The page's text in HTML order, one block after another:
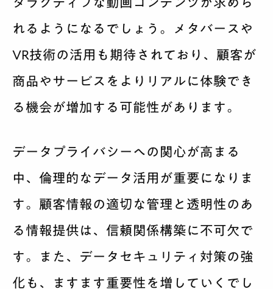
れるようになるでしょう。メタバースや
VR技術の活用も期待されており、顧客が
商品やサービスをよりリアルに体験でき
る機会が増加する可能性があります。
データプライバシーへの関心が高まる
中、倫理的なデータ活用が重要になりま
す。顧客情報の適切な管理と透明性のあ
る情報提供は、信頼関係構築に不可欠で
す。また、データセキュリティ対策の強
化も、ますます重要性を増していくでし